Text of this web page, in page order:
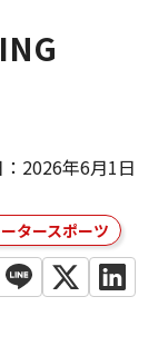
2026年6月1日
タースポーツ